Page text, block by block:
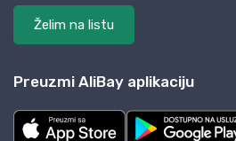
Želim na listu
Preuzmi AliBay aplikaciju